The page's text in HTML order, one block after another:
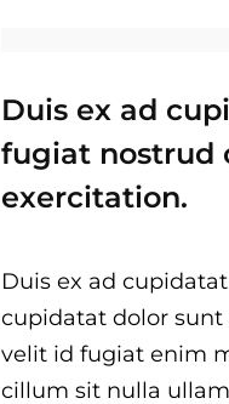
Duis ex ad
fugiat nostrud
exercitation.
Duis ex ad
cupidatat dolor
velit id fugiat enim
cillum sit nulla